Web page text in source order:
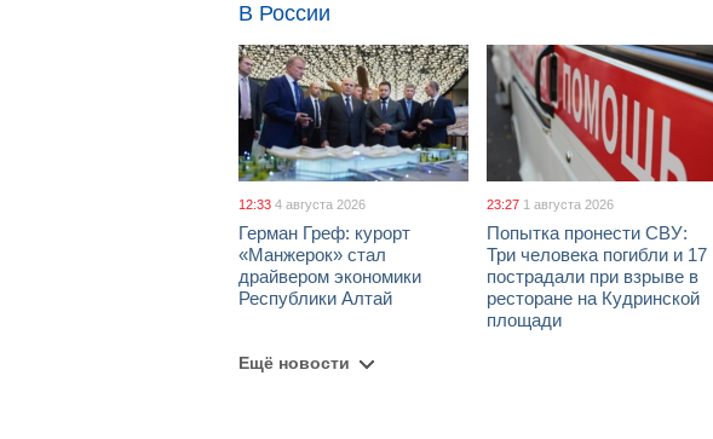
В России
12:33 4 августа 2026
Герман Греф: курорт
«Манжерок» стал
драйвером экономики
Республики Алтай
23:27 1 августа 2026
Попытка пронести СВУ:
Три человека погибли и 17
пострадали при взрыве в
ресторане на Кудринской
площади
Ещё новости